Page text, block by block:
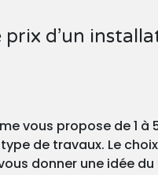
prix d’un
vous propose de 1
de travaux. Le
donner une idée